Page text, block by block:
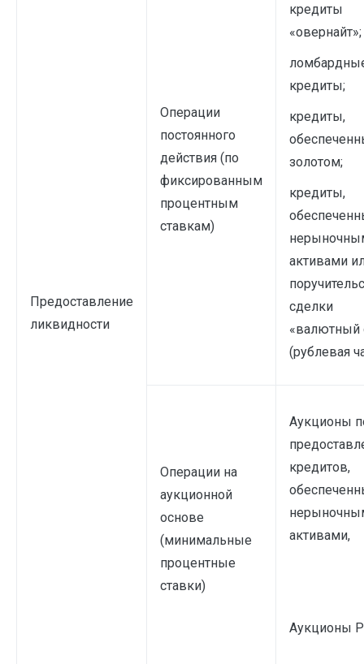
Предоставление
ликвидности
Операции
постоянного
действия (по
фиксированным
процентным
ставкам)
кредиты
«овернайт»;
кредиты;
кредиты,
золотом;
кредиты,
активами
сделки
«валютный
(рублевая
Операции на
аукционной
основе
(минимальные
процентные
ставки)
Аукционы
кредитов,
активами,
Аукционы